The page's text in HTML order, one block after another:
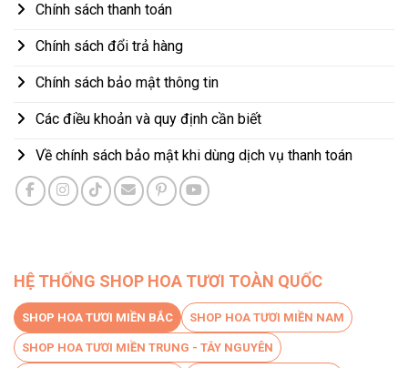
Chính sách thanh toán
Chính sách đổi trả hàng
Chính sách bảo mật thông tin
Các điều khoản và quy định cần biết
Về chính sách bảo mật khi dùng dịch vụ thanh toán
HỆ THỐNG SHOP HOA TƯƠI TOÀN QUỐC
SHOP HOA TƯƠI MIỀN BẮC SHOP HOA TƯƠI MIỀN NAM
SHOP HOA TƯƠI MIỀN TRUNG - TÂY NGUYÊN